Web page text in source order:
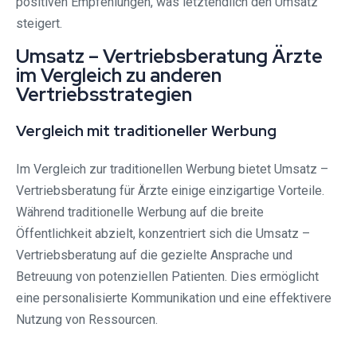
steigert.
Umsatz – Vertriebsberatung Ärzte
im Vergleich zu anderen
Vertriebsstrategien
Vergleich mit traditioneller Werbung
Im Vergleich zur traditionellen Werbung bietet Umsatz –
Vertriebsberatung für Ärzte einige einzigartige Vorteile.
Während traditionelle Werbung auf die breite
Öffentlichkeit abzielt, konzentriert sich die Umsatz –
Vertriebsberatung auf die gezielte Ansprache und
Betreuung von potenziellen Patienten. Dies ermöglicht
eine personalisierte Kommunikation und eine effektivere
Nutzung von Ressourcen.